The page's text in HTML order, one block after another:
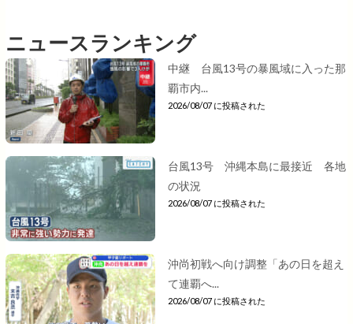
ニュースランキング
中継 台風13号の暴風域に入った那
覇市内...
2026/08/07 に投稿された
台風13号 沖縄本島に最接近 各地
の状況
2026/08/07 に投稿された
沖尚初戦へ向け調整「あの日を超え
て連覇へ...
2026/08/07 に投稿された